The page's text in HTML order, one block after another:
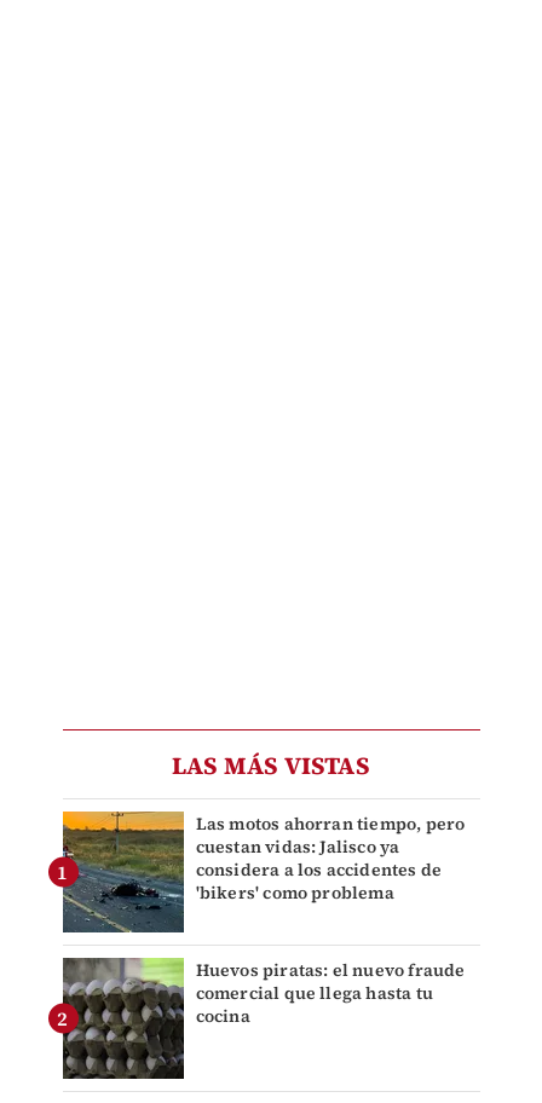
LAS MÁS VISTAS
Las motos ahorran tiempo, pero
cuestan vidas: Jalisco ya
considera a los accidentes de
'bikers' como problema
Huevos piratas: el nuevo fraude
comercial que llega hasta tu
cocina